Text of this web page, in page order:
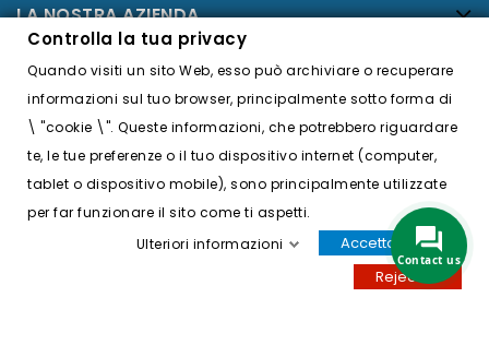
LA NOSTRA AZIENDA
Twitter
Instagram
Controlla la tua privacy
Quando visiti un sito Web, esso può archiviare o recuperare
informazioni sul tuo browser, principalmente sotto forma di
\ "cookie \". Queste informazioni, che potrebbero riguardare
te, le tue preferenze o il tuo dispositivo internet (computer,
tablet o dispositivo mobile), sono principalmente utilizzate
per far funzionare il sito come ti aspetti.
Ulteriori informazioni
Accettare tutti
Reject all
Contact us